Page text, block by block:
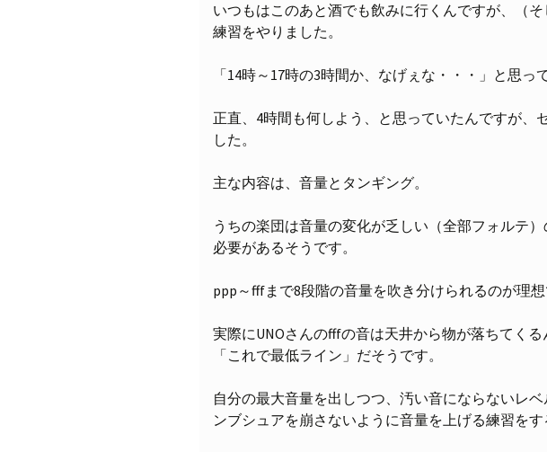
いつもはこのあと酒でも飲みに行くんですが、（
練習をやりました。
「14時～17時の3時間か、なげぇな・・・」と思
正直、4時間も何しよう、と思っていたんですが、
した。
主な内容は、音量とタンギング。
うちの楽団は音量の変化が乏しい（全部フォルテ
必要があるそうです。
ppp～fffまで8段階の音量を吹き分けられるのが理想
実際にUNOさんのfffの音は天井から物が落ちてく
「これで最低ライン」だそうです。
自分の最大音量を出しつつ、汚い音にならないレ
ンブシュアを崩さないように音量を上げる練習をす